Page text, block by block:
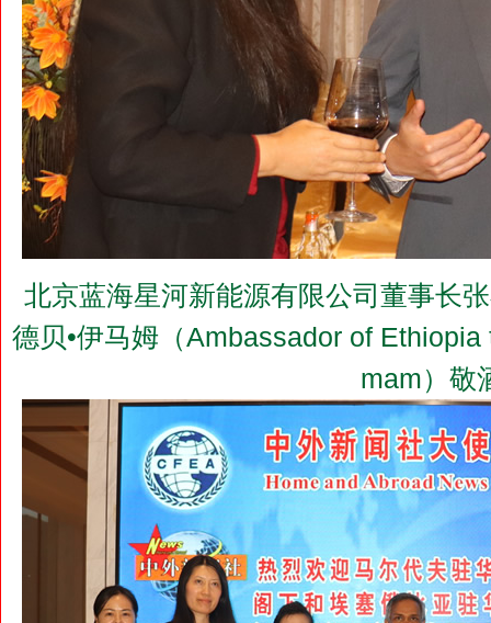
北京蓝海星河新能源有限公司董事长
德贝•伊马姆（Ambassador of
mam）敬